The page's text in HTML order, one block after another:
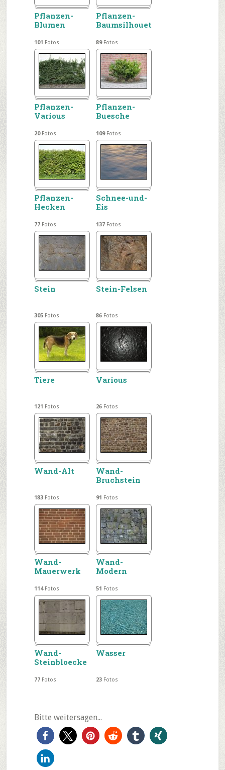
Pflanzen-
Blumen
101 Fotos
Pflanzen-
Baumsilhouetten
89Fotos
Pflanzen-
Various
20Fotos
Pflanzen-
Buesche
109Fotos
Pflanzen-
Hecken
77Fotos
Schnee-und-
Eis
137Fotos
Stein
305Fotos
Stein-Felsen
86Fotos
Tiere
121 Fotos
Various
26Fotos
Wand-Alt
183Fotos
Wand-
Bruchstein
91 Fotos
Wand-
Mauerwerk
114Fotos
Wand-
Modern
51 Fotos
Wand-
Steinbloecke
77Fotos
Wasser
23Fotos
Bitte weitersagen...